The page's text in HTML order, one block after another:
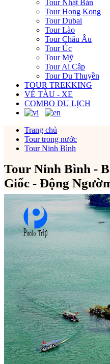
Tour Nhật Bản
Tour Hong Kong
Tour Dubai
Tour Lào
Tour Châu Âu
Tour Úc
Tour Mỹ
Tour Ai Cập
Tour Du Thuyền
TOUR TREKKING
VÉ TÀU - XE
COMBO DU LỊCH
Trang chủ
Tour trong nước
Tour Ninh Bình
Tour Ninh Bình -
Giốc - Động